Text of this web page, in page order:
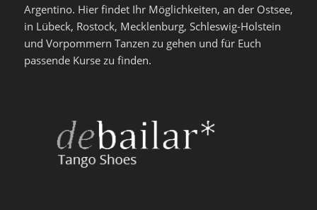
Argentino. Hier findet Ihr Möglichkeiten, an der Ostsee,
in Lübeck, Rostock, Mecklenburg, Schleswig-Holstein
und Vorpommern Tanzen zu gehen und für Euch
passende Kurse zu finden.